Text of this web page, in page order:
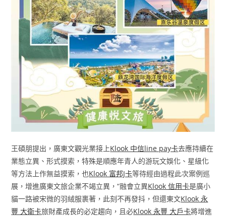
王碩朋提出，廣東文觀光業接上Klook 中信line pay卡去應持續在
業態立異、形式摸索，特殊是順應年青人的游玩文娛化、星級化
等方法上作無益摸索，也Klook 富邦J卡等待經由過程此次案例巡
展，增進廣東文旅企業不竭立異，“融會立異Klook 信用卡是廣小
貓一路被宋微的羽絨服裹著，此刻不再發抖，但還東文Klook 永
豐 大衛卡旅財產成長的必定趨向，且必Klook 永豐 大戶卡將增進